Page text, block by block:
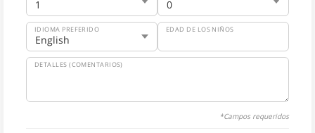
IDIOMA PREFERIDO EDAD DE LOS NIÑOS
DETALLES (COMENTARIOS)
*Campos requeridos